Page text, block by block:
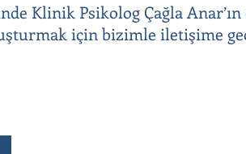
Klinik Psikolog Çağla
için bizimle iletişime